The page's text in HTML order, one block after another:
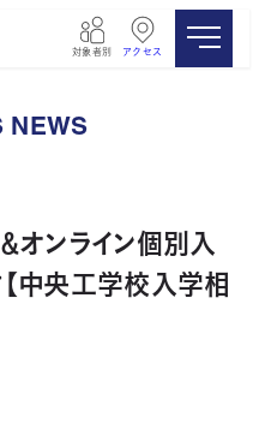
対象者別 アクセス
NEWS
オンライン個別入
中央工学校入学相